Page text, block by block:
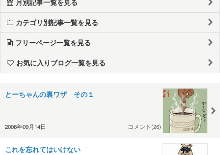
月別記事一覧を見る
カテゴリ別記事一覧を見る
フリーページ一覧を見る
お気に入りブログ一覧を見る
とーちゃんの裏ワザ その１
2006年09月14日 コメント(26)
これを忘れてはいけない